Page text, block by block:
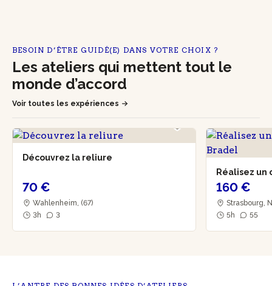
BESOIN D’ÊTRE GUIDÉ(E) DANS VOTRE CHOIX ?
Les ateliers qui mettent tout le
monde d’accord
Voir toutes les expériences
Découvrez la reliure
70 €
Wahlenheim, (67)
3h
3
Réalisez
160 €
Strasbourg,
5h
55